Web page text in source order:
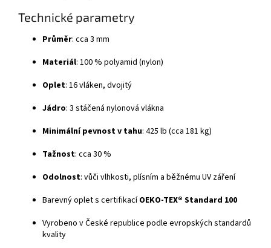
Technické parametry
Průměr: cca 3 mm
Materiál: 100 % polyamid (nylon)
Oplet: 16 vláken, dvojitý
Jádro: 3 stáčená nylonová vlákna
Minimální pevnost v tahu: 425 lb (cca 181 kg)
Tažnost: cca 30 %
Odolnost: vůči vlhkosti, plísním a běžnému UV záření
Barevný oplet s certifikacíOEKO-TEX® Standard 100
Vyrobeno v České republice podle evropských standardů
kvality